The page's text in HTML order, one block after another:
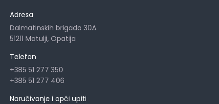
Adresa
Dalmatinskih brigada 30A
51211 Matulji, Opatija
Telefon
+385 51 277 350
+385 51 277 406
Naručivanje i opći upiti